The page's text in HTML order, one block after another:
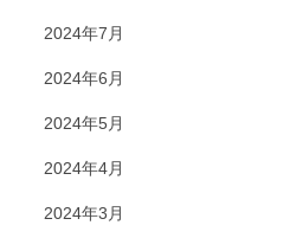
2024年7月
2024年6月
2024年5月
2024年4月
2024年3月